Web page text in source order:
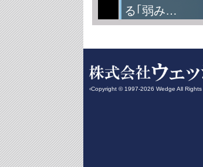
る｢弱み…
‹Copyright © 1997-2026 Wedge All Rights